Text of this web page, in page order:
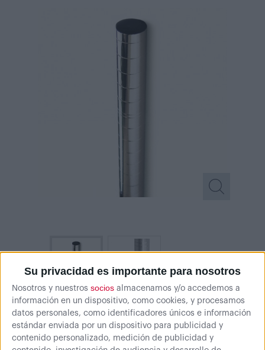
Su privacidad es importante para nosotros
Nosotros y nuestros socios almacenamos y/o accedemos a
información en un dispositivo, como cookies, y procesamos
datos personales, como identificadores únicos e información
estándar enviada por un dispositivo para publicidad y
contenido personalizado, medición de publicidad y
H: 900 mm- *El cromado presenta algunas imperfecciones.